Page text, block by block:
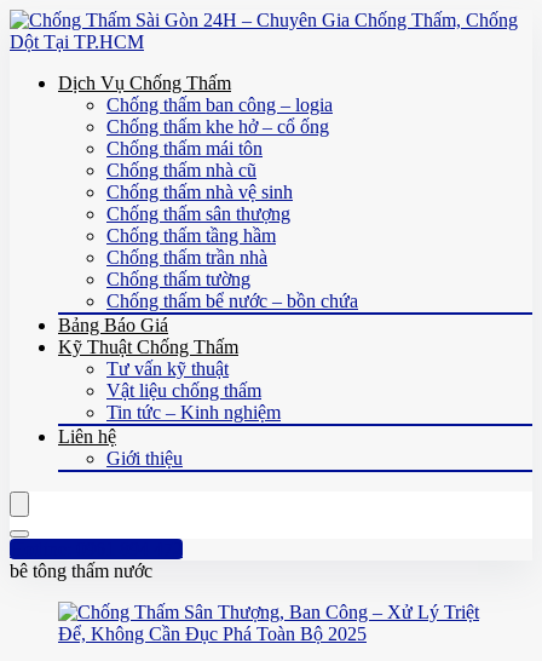
Dịch Vụ Chống Thấm
Chống thấm ban công – logia
Chống thấm khe hở – cổ ống
Chống thấm mái tôn
Chống thấm nhà cũ
Chống thấm nhà vệ sinh
Chống thấm sân thượng
Chống thấm tầng hầm
Chống thấm trần nhà
Chống thấm tường
Chống thấm bể nước – bồn chứa
Bảng Báo Giá
Kỹ Thuật Chống Thấm
Tư vấn kỹ thuật
Vật liệu chống thấm
Tin tức – Kinh nghiệm
Liên hệ
Giới thiệu
Hotline: 0961 894 472
bê tông thấm nước